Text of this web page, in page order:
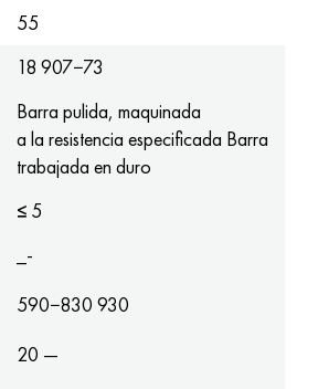
55
18 907−73
Barra pulida, maquinada
a la resistencia especificada Barra
trabajada en duro
≤ 5
_-
590−830 930
20 —